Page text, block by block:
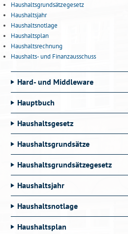
Haushaltsgrundsätzegesetz
Haushaltsjahr
Haushaltsnotlage
Haushaltsplan
Haushaltsrechnung
Haushalts- und Finanzausschuss
Hard- und Middleware
Hauptbuch
Haushaltsgesetz
Haushaltsgrundsätze
Haushaltsgrundsätzegesetz
Haushaltsjahr
Haushaltsnotlage
Haushaltsplan